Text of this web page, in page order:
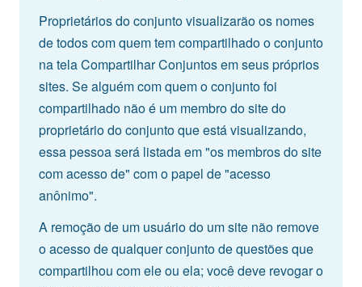
Proprietários do conjunto visualizarão os nomes
de todos com quem tem compartilhado o conjunto
na tela Compartilhar Conjuntos em seus próprios
sites. Se alguém com quem o conjunto foi
compartilhado não é um membro do site do
proprietário do conjunto que está visualizando,
essa pessoa será listada em "os membros do site
com acesso de" com o papel de "acesso
anônimo".
A remoção de um usuário do um site não remove
o acesso de qualquer conjunto de questões que
compartilhou com ele ou ela; você deve revogar o